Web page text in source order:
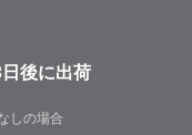
後に出荷
しの場合